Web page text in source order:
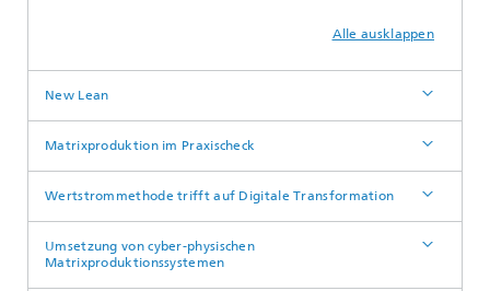
Alle ausklappen
New Lean
Matrixproduktion im Praxischeck
Wertstrommethode trifft auf Digitale Transformation
Umsetzung von cyber-physischen
Matrixproduktionssystemen